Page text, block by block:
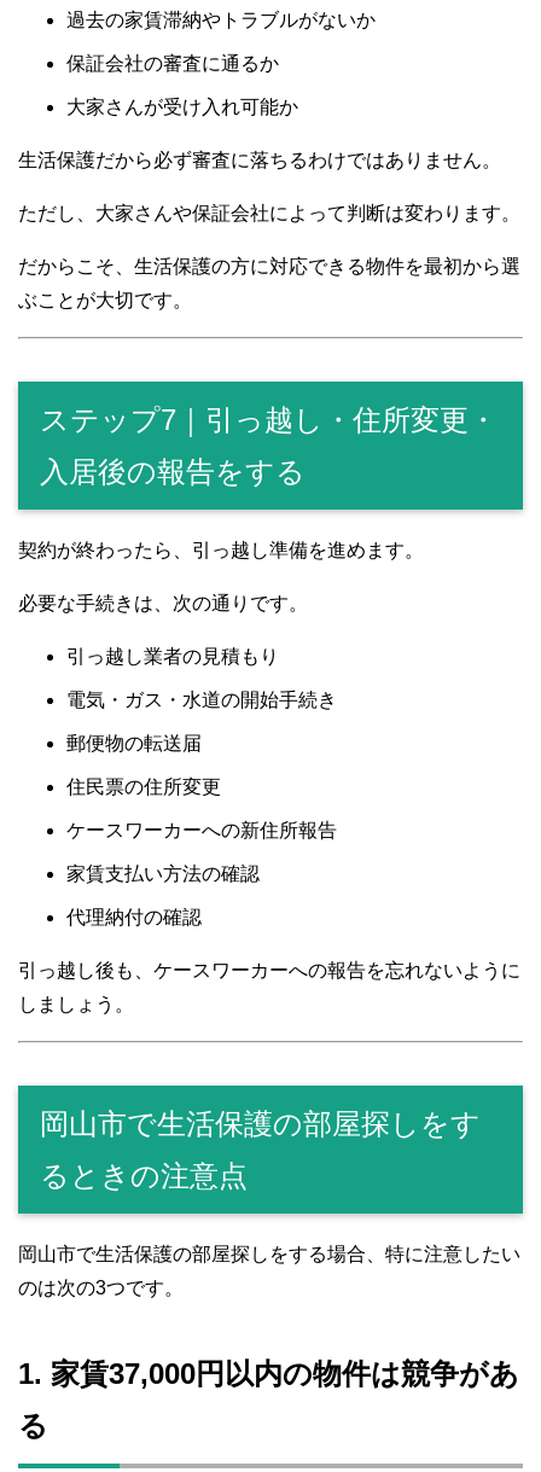
過去の家賃滞納やトラブルがないか
保証会社の審査に通るか
大家さんが受け入れ可能か
生活保護だから必ず審査に落ちるわけではありません。
ただし、大家さんや保証会社によって判断は変わります。
だからこそ、生活保護の方に対応できる物件を最初から選
ぶことが大切です。
ステップ7｜引っ越し・住所変更・
入居後の報告をする
契約が終わったら、引っ越し準備を進めます。
必要な手続きは、次の通りです。
引っ越し業者の見積もり
電気・ガス・水道の開始手続き
郵便物の転送届
住民票の住所変更
ケースワーカーへの新住所報告
家賃支払い方法の確認
代理納付の確認
引っ越し後も、ケースワーカーへの報告を忘れないように
しましょう。
岡山市で生活保護の部屋探しをす
るときの注意点
岡山市で生活保護の部屋探しをする場合、特に注意したい
のは次の3つです。
1. 家賃37,000円以内の物件は競争があ
る